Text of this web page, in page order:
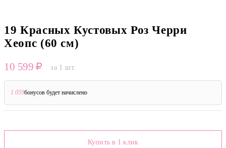
19 Красных Кустовых Роз Черри
Хеопс (60 см)
10 599 за 1 шт.
1 059бонусов будет начислено
Купить в 1 клик